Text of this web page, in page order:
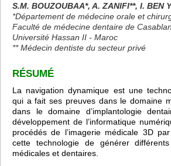
S.M. BOUZOUBAA*, A. ZANIFI**, I. BEN
*Département de médecine orale et
Faculté de médecine dentaire de
Université Hassan II - Maroc
** Médecin dentiste du secteur privé
RÉSUMÉ
La navigation dynamique est une
qui a fait ses preuves dans le domaine
dans le domaine d’implantologie
développement de l’informatique
procédés de l’imagerie médicale 3D
cette technologie de générer différents
médicales et dentaires.